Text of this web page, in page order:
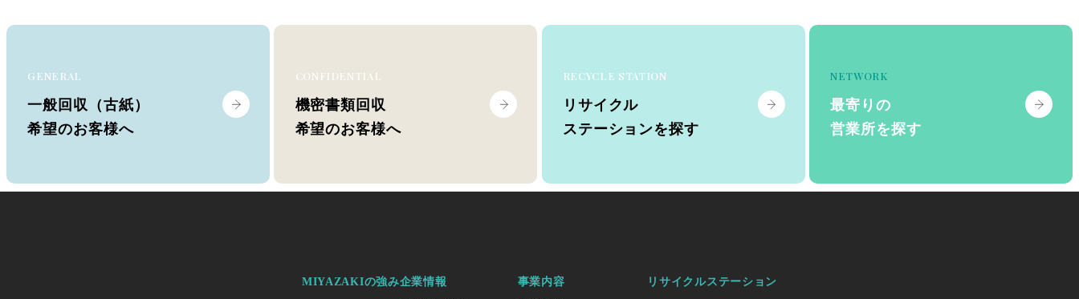
GENERAL
一般回収（古紙）
希望のお客様へ
CONFIDENTIAL
機密書類回収
希望のお客様へ
RECYCLE STATION
リサイクル
ステーションを探す
NETWORK
最寄りの
営業所を探す
MIYAZAKIの強み企業情報
事業内容
リサイクルステーション